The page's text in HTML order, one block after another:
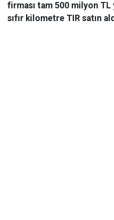
firması tam 500 milyon TL
sıfır kilometre TIR satın